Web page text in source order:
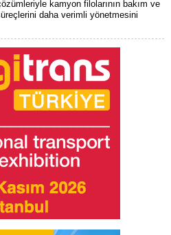
kamyon filolarının bakım ve
daha verimli yönetmesini